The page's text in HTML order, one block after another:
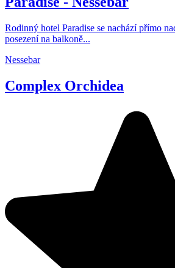
Rodinný hotel Paradise se nachází přímo
posezení na balkoně...
Nessebar
Complex Orchidea